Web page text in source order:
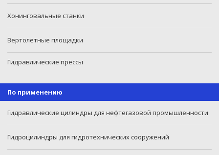
Хонинговальные станки
Вертолетные площадки
Гидравлические прессы
По применению
Гидравлические цилиндры для нефтегазовой промышленности
Гидроцилиндры для гидротехнических сооружений